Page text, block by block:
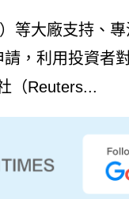
等大廠支持、
，利用投資者
（Reuters...